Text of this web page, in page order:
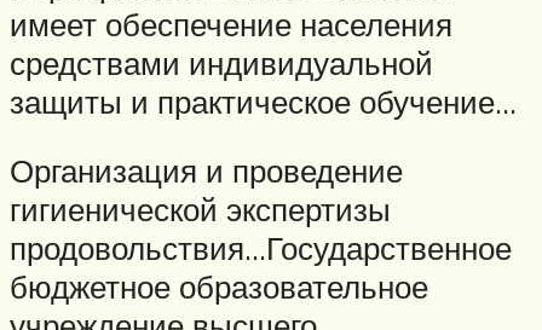
имеет обеспечение населения
средствами индивидуальной
защиты и практическое обучение…
Организация и проведение
гигиенической экспертизы
продовольствия…Государственное
бюджетное образовательное